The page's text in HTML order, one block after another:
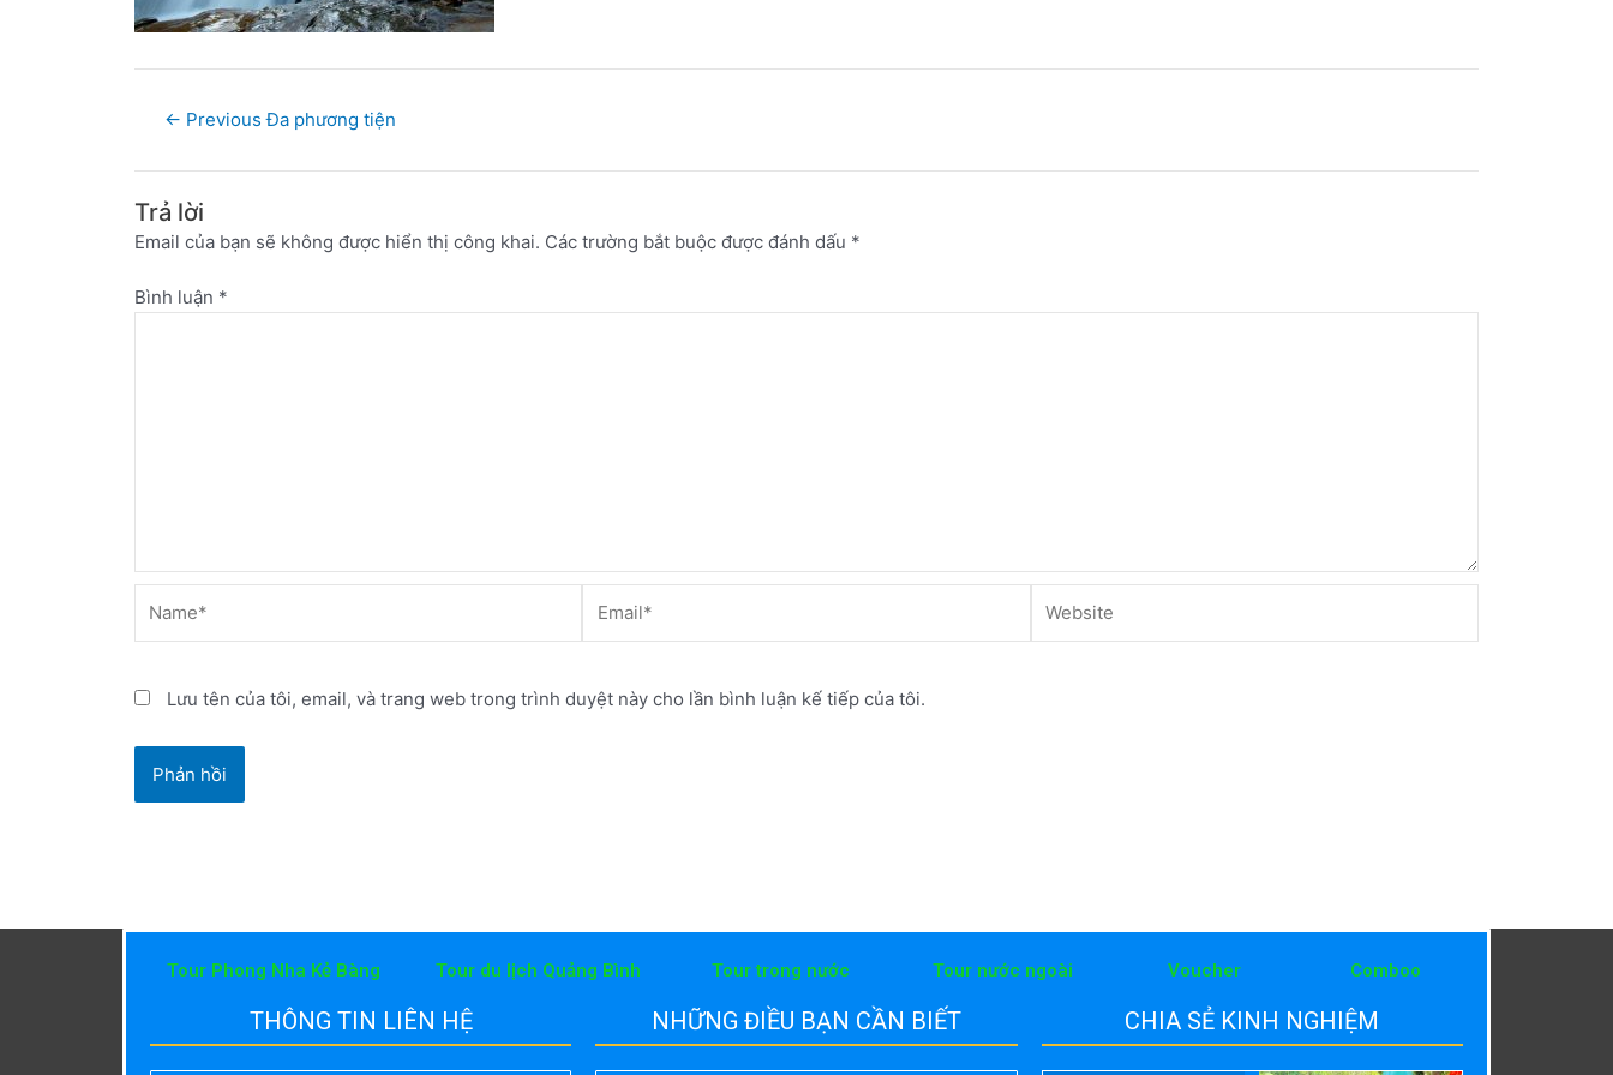
← Previous Đa phương tiện
Trả lời
Email của bạn sẽ không được hiển thị công khai. Các trường bắt buộc được đánh dấu *
Bình luận *
Lưu tên của tôi, email, và trang web trong trình duyệt này cho lần bình luận kế tiếp của tôi.
Tour Phong Nha Kẻ Bàng Tour du lịch Quảng Bình Tour trong nước Tour nước ngoài Voucher Comboo
THÔNG TIN LIÊN HỆ NHỮNG ĐIỀU BẠN CẦN BIẾT CHIA SẺ KINH NGHIỆM